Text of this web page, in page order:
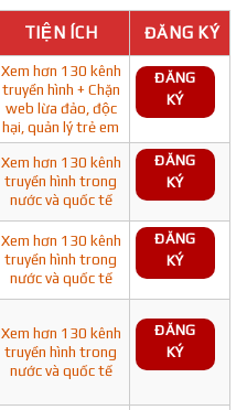
TIỆN ÍCH ĐĂNG KÝ
Xem hơn 130 kênh
truyền hình + Chặn
web lừa đảo, độc
hại, quản lý trẻ em
ĐĂNG
KÝ
Xem hơn 130 kênh
truyền hình trong
nước và quốc tế
ĐĂNG
KÝ
Xem hơn 130 kênh
truyền hình trong
nước và quốc tế
ĐĂNG
KÝ
Xem hơn 130 kênh
truyền hình trong
nước và quốc tế
ĐĂNG
KÝ